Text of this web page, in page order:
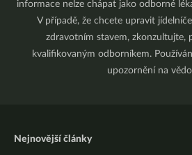
informace nelze chápat jako odborné
V případě, že chcete upravit
zdravotním stavem, zkonzultujte,
kvalifikovaným odborníkem.
upozornění na
Nejnovější články